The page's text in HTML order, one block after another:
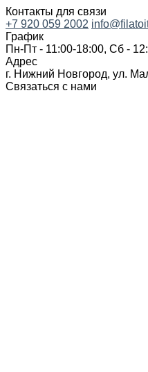
Контакты для связи
+7 920 059 2002
График
Пн-Пт - 11:00-18:00, Сб -
Адрес
г. Нижний Новгород, ул.
Связаться с нами